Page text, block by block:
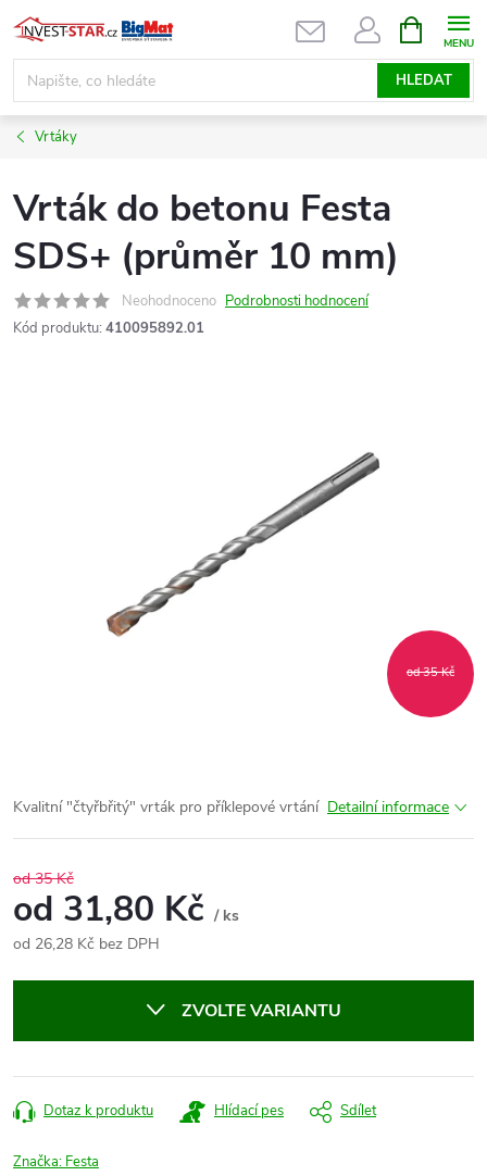
Přejít
na
obsah
HLEDAT
NÁKUPNÍ
KOŠÍK
Vrtáky
Vrták do betonu Festa
SDS+ (průměr 10 mm)
Neohodnoceno Podrobnosti hodnocení
Kód produktu: 410095892.01
od 35 Kč
Kvalitní "čtyřbřitý" vrták pro příklepové vrtání Detailní informace
od 35 Kč
od 31,80 Kč / ks
od 26,28 Kč bez DPH
ZVOLTE VARIANTU
Dotaz k produktu Hlídací pes Sdílet
Značka: Festa